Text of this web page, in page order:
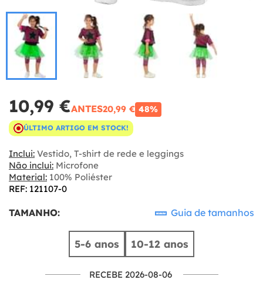
10,99 €ANTES20,99 € 48%
ÚLTIMO ARTIGO EM STOCK!
Inclui: Vestido, T-shirt de rede e leggings
Não inclui: Microfone
Material: 100% Poliéster
REF: 121107-0
TAMANHO: Guia de tamanhos
5-6 anos 10-12 anos
RECEBE 2026-08-06